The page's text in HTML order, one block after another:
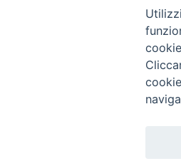
Copyright © 2019 -